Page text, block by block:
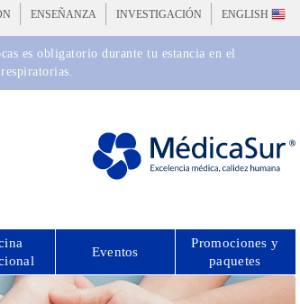
ENSEÑANZA INVESTIGACIÓN ENGLISH
es obligatorio durante tu estancia en el
Eventos
Promociones y
paquetes